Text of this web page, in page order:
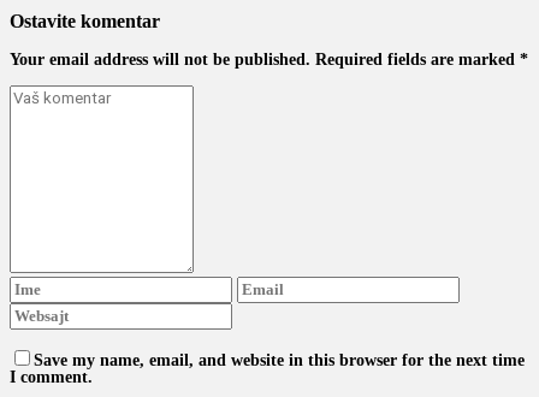
Ostavite komentar
Your email address will not be published. Required fields are marked *
Save my name, email, and website in this browser for the next time
I comment.